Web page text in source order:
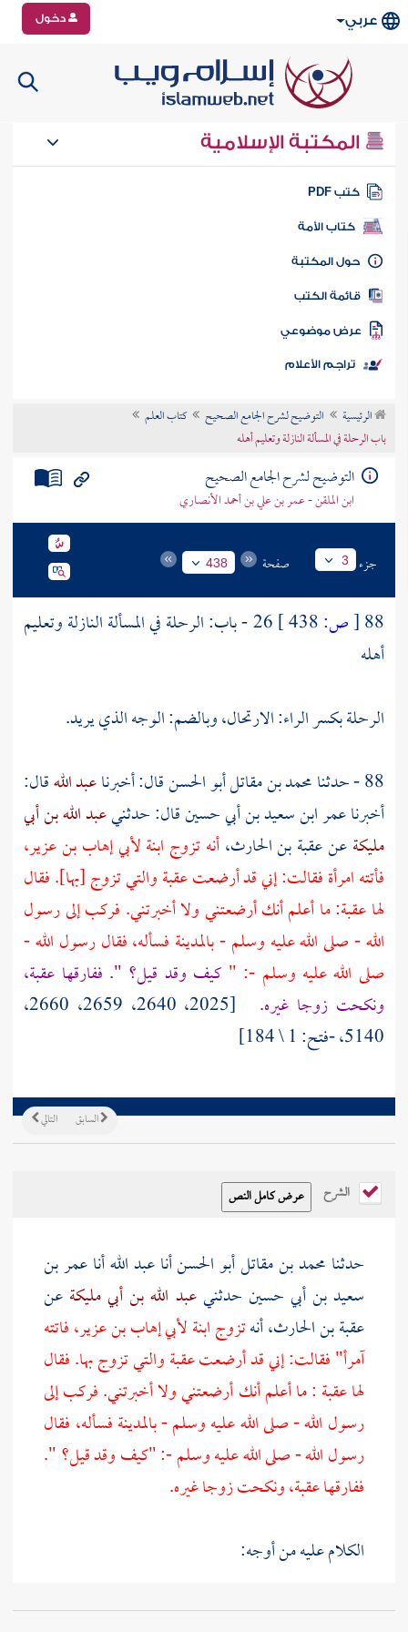
عربي دخول
المكتبة الإسلامية
كتب PDF
كتاب الأمة
المكتبة
الكتب
موضوعي
تراجم الأعلام
الرئيسية التوضيح لشرح الجامع الصحيح
كتاب العلم
باب الرحلة في المسألة النازلة وتعليم أهله
التوضيح لشرح الجامع الصحيح
ابن الملقن - عمر بن علي بن أحمد الأنصاري
جزء 3 صفحة 438
88
[ص:
26 - باب: الرحلة في المسألة النازلة وتعليم
أهله
الرحلة بكسر الراء: الارتحال، وبالضم: الوجه الذي يريد.
88 - حدثنا
محمد بن مقاتل أبو الحسنقال: أخبرناعبد اللهقال:
أخبرنا عمر ابن سعيد بن أبي حسين قال: حدثنيعبد الله بن أبي
مليكةعنعقبة بن الحارث،أنه تزوج ابنةلأبي إهاب بنعزير،
فأتته امرأة فقالت: إني قد أرضعتعقبةوالتي تزوج [بها]. فقال
لهاعقبة:ما أعلم أنك أرضعتني ولا أخبرتني. فركب إلى رسول
الله - صلى الله عليه وسلم -بالمدينة فسأله، فقال رسول الله -
صلى الله عليه وسلم -: " كيف وقد قيل؟ ". ففارقها عقبة،
ونكحت زوجا غيره.
[2025، 2640، 2659، 2660،
5140، -فتح: 1 \ 184]
التالي السابق
الشرح
حدثنا محمد بن مقاتل أبو الحسنأناعبد اللهأناعمر بن
سعيد بن أبي حسين حدثنيعبد الله بن أبي مليكة عن
عقبة بن الحارث،أنهتزوجابنة لأبي إهاب بن عزير،فاتته
آمرأ" فقالت: إني قد أرضعتعقبةوالتي تزوج بها. فقال
لهاعقبة : ما أعلم أنك أرضعتني ولا أخبرتني. فركب إلى
رسول الله - صلى الله عليه وسلم - بالمدينة فسأله، فقال
رسول الله - صلى الله عليه وسلم -: "كيف وقد قيل؟ ".
ففارقها عقبة، ونكحت زوجا غيره.
الكلام عليه من أوجه:
أحدها: